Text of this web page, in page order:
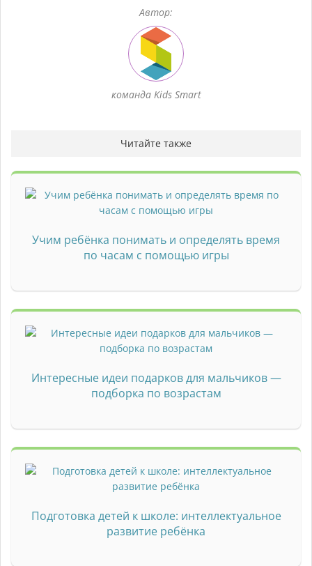
Автор:
команда Kids Smart
Читайте также
Учим ребёнка понимать и определять время
по часам с помощью игры
Интересные идеи подарков для мальчиков —
подборка по возрастам
Подготовка детей к школе: интеллектуальное
развитие ребёнка